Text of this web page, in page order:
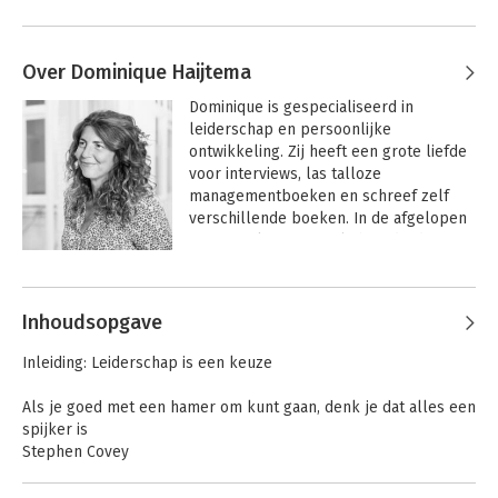
Over Dominique Haijtema
Dominique is gespecialiseerd in
leiderschap en persoonlijke
ontwikkeling. Zij heeft een grote liefde
voor interviews, las talloze
managementboeken en schreef zelf
verschillende boeken. In de afgelopen
verslaggever bij kranten als Het
schreef zij als freelance journalist voor
tijdschriften als Happinez en
Psychologie Magazine. Dominique is
moderator bij het European Leadership
Platform (ELP) en gastdocent bij o.a.
zoektocht naar leiderschap' verschijnt
Andere boeken door Dominique
Haijtema
Inhoudsopgave
Inleiding: Leiderschap is een keuze
Als je goed met een hamer om kunt gaan, denk je dat alles een
spijker is
Stephen Covey